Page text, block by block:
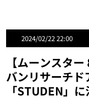
2024/02/22 22:00
【ムーンスタ
バンリサーチ
「STUDEN」に